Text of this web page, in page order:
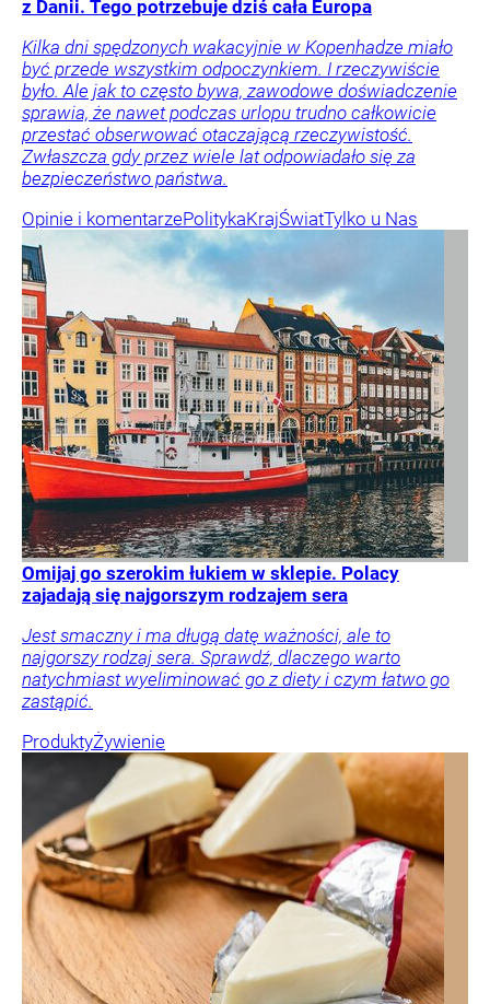
z Danii. Tego potrzebuje dziś cała Europa
Kilka dni spędzonych wakacyjnie w Kopenhadze miało
być przede wszystkim odpoczynkiem. I rzeczywiście
było. Ale jak to często bywa, zawodowe doświadczenie
sprawia, że nawet podczas urlopu trudno całkowicie
przestać obserwować otaczającą rzeczywistość.
Zwłaszcza gdy przez wiele lat odpowiadało się za
bezpieczeństwo państwa.
Opinie i komentarzePolitykaKrajŚwiatTylko u Nas
Omijaj go szerokim łukiem w sklepie. Polacy
zajadają się najgorszym rodzajem sera
Jest smaczny i ma długą datę ważności, ale to
najgorszy rodzaj sera. Sprawdź, dlaczego warto
natychmiast wyeliminować go z diety i czym łatwo go
zastąpić.
ProduktyŻywienie